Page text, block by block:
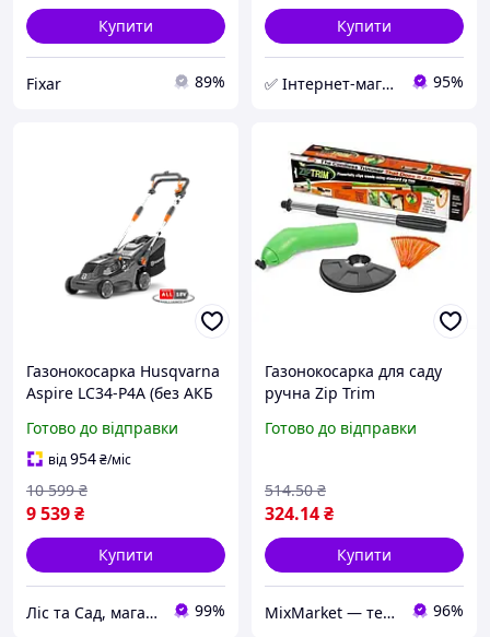
Купити
Fixar 89%
Купити
✅ Інтернет-магазин ➤ KRAFT & DELE 95%
Газонокосарка Husqvarna
Aspire LC34-P4A (без АКБ
мульчуванням тиха
побутова
Готово до відправки
від954₴/міс
9 539₴
10 599 ₴
Купити
Ліс та Сад, магазин інструментів та садової техніки 99%
Газонокосарка для саду
ручна Zip Trim
Готово до відправки
324.14₴
514.50 ₴
Купити
MixMarket — територія низьких цін!💝🎁 96%